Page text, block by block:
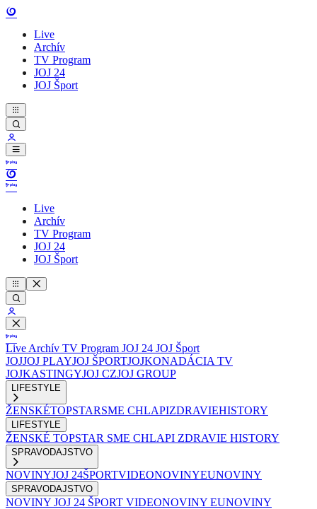
Live
Archív
TV Program
JOJ 24
JOJ Šport
Live
Archív
TV Program
JOJ 24
JOJ Šport
Live Archív TV Program JOJ 24 JOJ Šport
JOJJOJ PLAYJOJ ŠPORTJOJKONADÁCIA TV
JOJKASTINGYJOJ CZJOJ GROUP
LIFESTYLE
ŽENSKÉTOPSTARSME CHLAPIZDRAVIEHISTORY
LIFESTYLE
ŽENSKÉ TOPSTAR SME CHLAPI ZDRAVIE HISTORY
SPRAVODAJSTVO
NOVINYJOJ 24ŠPORTVIDEONOVINYEUNOVINY
SPRAVODAJSTVO
NOVINY JOJ 24 ŠPORT VIDEONOVINY EUNOVINY